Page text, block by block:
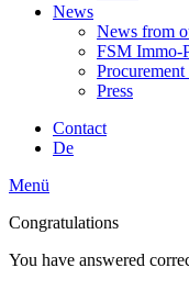
News
News from
FSM Immo-
Press
Contact
De
Menü
Congratulations
You have answered